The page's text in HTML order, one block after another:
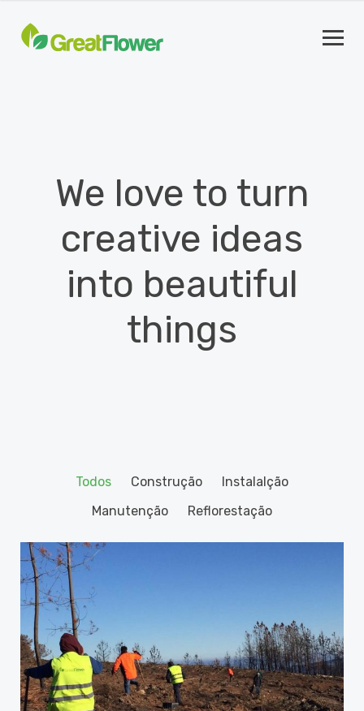
We love to turn
creative ideas
into beautiful
things
Todos Construção
Instalalção
Manutenção
Reflorestação